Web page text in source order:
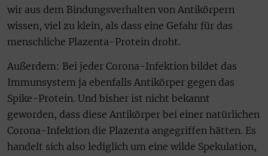
wir aus dem Bindungsverhalten von Antikörpern
wissen, viel zu klein, als dass eine Gefahr für das
menschliche Plazenta-Protein droht.
Außerdem: Bei jeder Corona-Infektion bildet das
Immunsystem ja ebenfalls Antikörper gegen das
Spike-Protein. Und bisher ist nicht bekannt
geworden, dass diese Antikörper bei einer natürlichen
Corona-Infektion die Plazenta angegriffen hätten. Es
handelt sich also lediglich um eine wilde Spekulation,